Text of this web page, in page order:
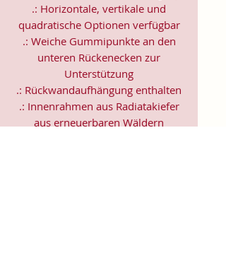
.: Horizontale, vertikale und
quadratische Optionen verfügbar
.: Weiche Gummipunkte an den
unteren Rückenecken zur
Unterstützung
.: Rückwandaufhängung enthalten
.: Innenrahmen aus Radiatakiefer
aus erneuerbaren Wäldern